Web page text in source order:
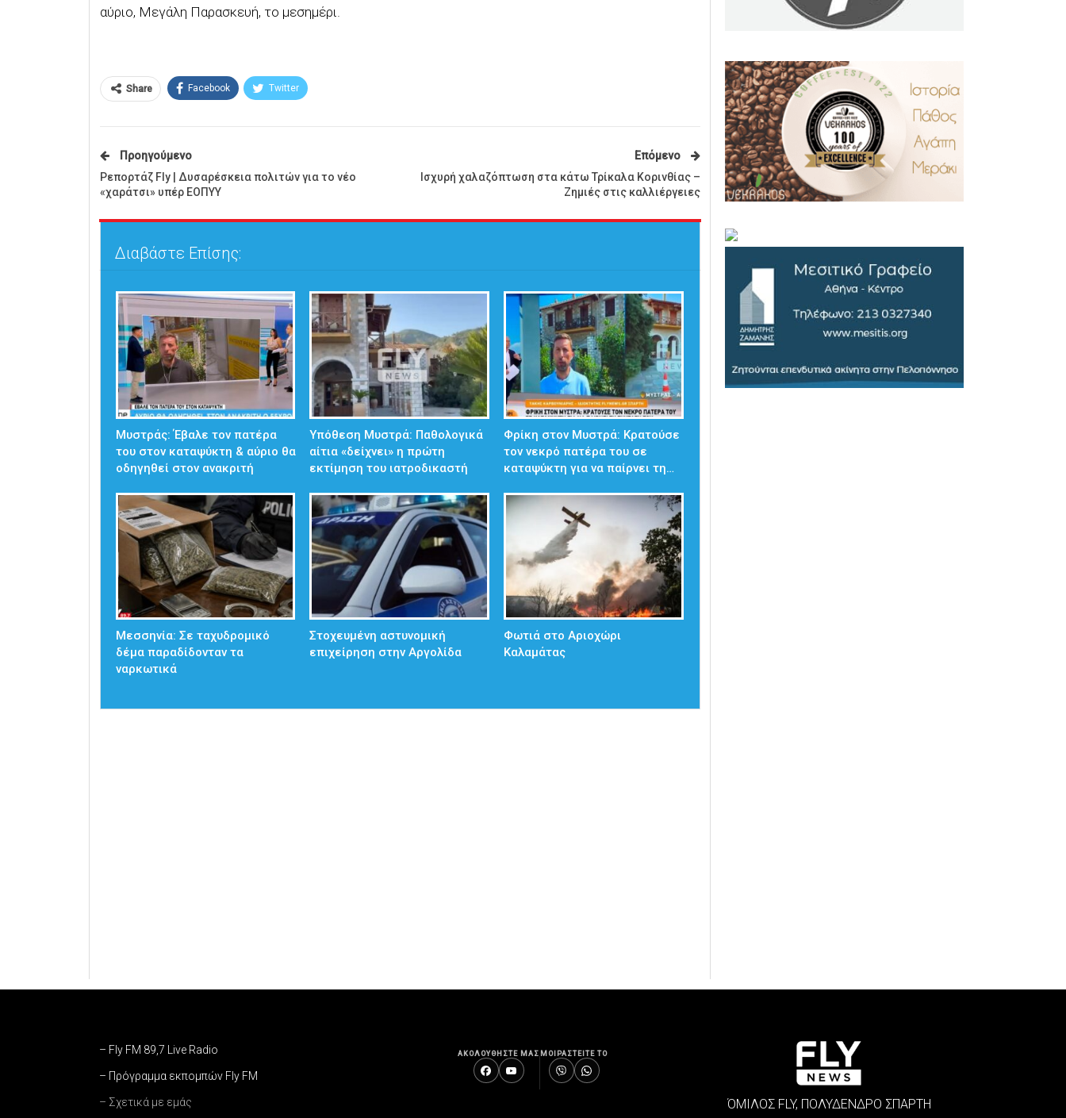
αύριο, Μεγάλη Παρασκευή, το μεσημέρι.
Share Facebook Twitter
Προηγούμενο
Ρεπορτάζ Fly | Δυσαρέσκεια πολιτών για το νέο
«χαράτσι» υπέρ ΕΟΠΥΥ
Επόμενο
Ισχυρή χαλαζόπτωση στα κάτω Τρίκαλα Κορινθίας –
Ζημιές στις καλλιέργειες
Διαβάστε Επίσης:
Μυστράς: Έβαλε τον πατέρα
του στον καταψύκτη & αύριο θα
οδηγηθεί στον ανακριτή
Υπόθεση Μυστρά: Παθολογικά
αίτια «δείχνει» η πρώτη
εκτίμηση του ιατροδικαστή
Φρίκη στον Μυστρά: Κρατούσε
τον νεκρό πατέρα του σε
καταψύκτη για να παίρνει τη…
Μεσσηνία: Σε ταχυδρομικό
δέμα παραδίδονταν τα
ναρκωτικά
Στοχευμένη αστυνομική
επιχείρηση στην Αργολίδα
Φωτιά στο Αριοχώρι
Καλαμάτας
– Fly FM 89,7 Live Radio
– Πρόγραμμα εκπομπών Fly FM
– Σχετικά με εμάς
ΑΚΟΛΟΥΘΗΣΤΕ ΜΑΣ ΜΟΙΡΑΣΤΕΙΤΕ ΤΟ
ΌΜΙΛΟΣ FLY, ΠΟΛΥΔΕΝΔΡΟ ΣΠΑΡΤΗ